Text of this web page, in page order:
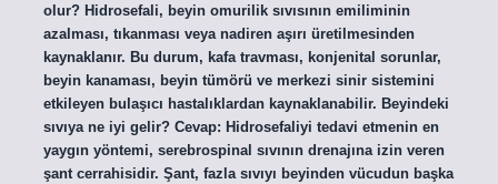
olur? Hidrosefali, beyin omurilik sıvısının emiliminin
azalması, tıkanması veya nadiren aşırı üretilmesinden
kaynaklanır. Bu durum, kafa travması, konjenital sorunlar,
beyin kanaması, beyin tümörü ve merkezi sinir sistemini
etkileyen bulaşıcı hastalıklardan kaynaklanabilir. Beyindeki
sıvıya ne iyi gelir? Cevap: Hidrosefaliyi tedavi etmenin en
yaygın yöntemi, serebrospinal sıvının drenajına izin veren
şant cerrahisidir. Şant, fazla sıvıyı beyinden vücudun başka